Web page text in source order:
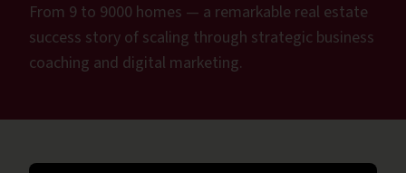
From 9 to 9000 homes — a remarkable real estate
success story of scaling through strategic business
coaching and digital marketing.